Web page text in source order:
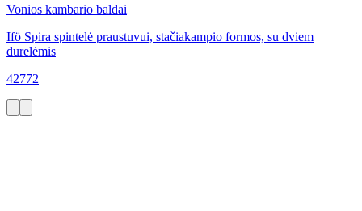
Vonios kambario baldai
Ifö Spira spintelė praustuvui, stačiakampio formos, su dviem
durelėmis
42772